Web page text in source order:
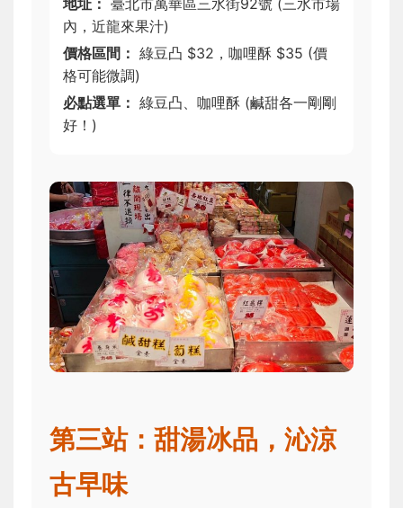
地址： 臺北市萬華區三水街92號 (三水市場
內，近龍來果汁)
價格區間： 綠豆凸 $32，咖哩酥 $35 (價
格可能微調)
必點選單： 綠豆凸、咖哩酥 (鹹甜各一剛剛
好！)
第三站：甜湯冰品，沁涼
古早味